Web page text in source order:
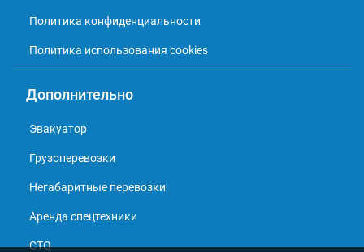
Политика конфиденциальности
Политика использования cookies
Дополнительно
Эвакуатор
Грузоперевозки
Негабаритные перевозки
Аренда спецтехники
СТО